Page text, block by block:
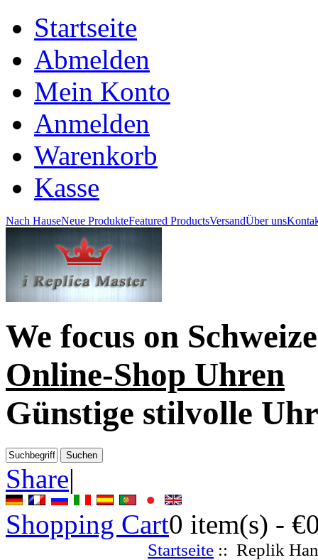
Startseite
Abmelden
Mein Konto
Anmelden
Warenkorb
Kasse
Nach HauseNeue ProdukteFeatured ProductsVersandÜber uns
We focus on
Online-Shop Uhren
Günstige stilvolle
Share|
Shopping Cart0 item(s) -
Startseite :: Replik